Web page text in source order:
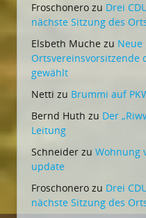
Froschonero zu Drei
nächste Sitzung des
Elsbeth Muche zu Neue
Ortsvereinsvorsitzende
gewählt
Netti zu Brummi auf
Bernd Huth zu Der
Leitung
Schneider zu Wohnung
update
Froschonero zu Drei
nächste Sitzung des